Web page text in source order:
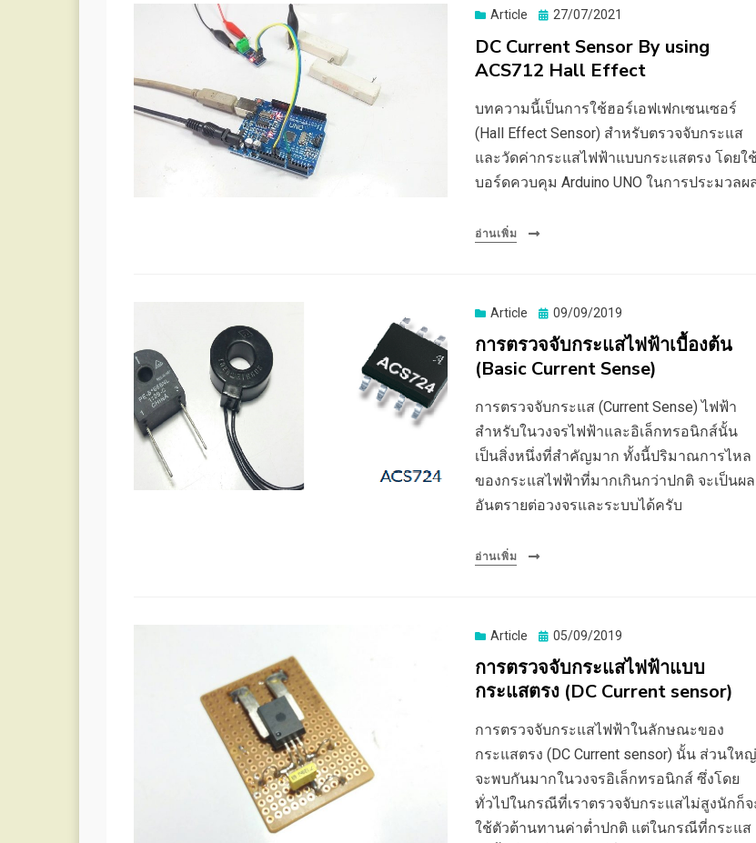
Article
Posted
27/07/2021
DC Current Sensor By using
ACS712 Hall Effect
บทความนี้เป็นการใช้ฮอร์เอฟเฟกเซนเซอร์
(Hall Effect Sensor) สำหรับตรวจจับกระแส
และวัดค่ากระแสไฟฟ้าแบบกระแสตรง โดยใช้
บอร์ดควบคุม Arduino UNO ในการประมวลผ
อ่านเพิ่ม
Article
Posted
09/09/2019
การตรวจจับกระแสไฟฟ้าเบื้องต้น
(Basic Current Sense)
การตรวจจับกระแส (Current Sense) ไฟฟ้า
สำหรับในวงจรไฟฟ้าและอิเล็กทรอนิกส์นั้น
เป็นสิ่งหนึ่งที่สำคัญมาก ทั้งนี้ปริมาณการไหล
ของกระแสไฟฟ้าที่มากเกินกว่าปกติ จะเป็นผล
อันตรายต่อวงจรและระบบได้ครับ
อ่านเพิ่ม
Article
Posted
05/09/2019
การตรวจจับกระแสไฟฟ้าแบบ
กระแสตรง (DC Current sensor)
การตรวจจับกระแสไฟฟ้าในลักษณะของ
กระแสตรง (DC Current sensor) นั้น ส่วนใหญ่
จะพบกันมากในวงจรอิเล็กทรอนิกส์ ซึ่งโดย
ทั่วไปในกรณีที่เราตรวจจับกระแสไม่สูงนักก็จ
ใช้ตัวต้านทานค่าต่ำปกติ แต่ในกรณีที่กระแส